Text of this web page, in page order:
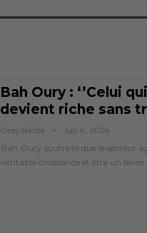
Bah Oury : ‘’Celui
devient riche sans
Cirey.balde Juil 4, 2024
Bah Oury souhaite que le secteur
véritable croissance et être un